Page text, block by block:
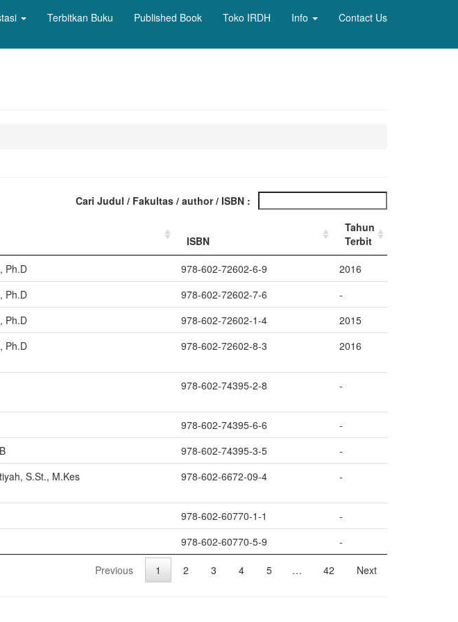
Terbitkan Buku Published Book Toko IRDH Info Contact Us
Cari Judul / Fakultas / author / ISBN :
ISBN
Tahun
Terbit
Ph.D 978-602-72602-6-9
2016
Ph.D 978-602-72602-7-6
-
Ph.D 978-602-72602-1-4
2015
Ph.D 978-602-72602-8-3 2016
978-602-74395-2-8 -
978-602-74395-6-6
-
978-602-74395-3-5
-
S.St., M.Kes 978-602-6672-09-4 -
978-602-60770-1-1
-
978-602-60770-5-9
-
Previous 1 2 3 4 5 … 42 Next